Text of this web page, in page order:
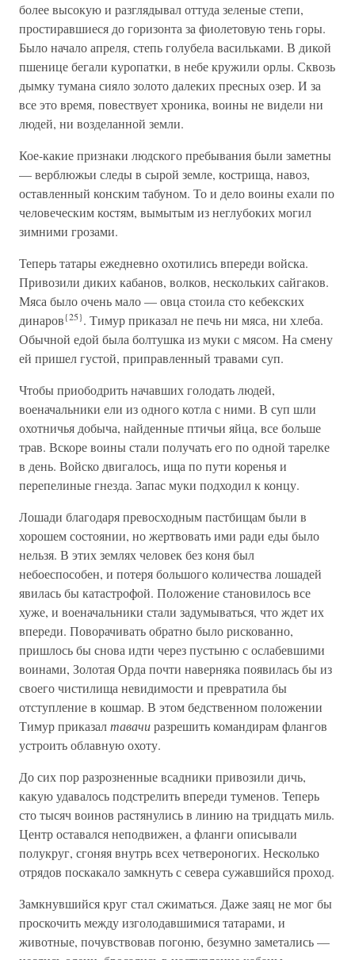
более высокую и разглядывал оттуда зеленые степи,
простиравшиеся до горизонта за фиолетовую тень горы.
Было начало апреля, степь голубела васильками. В дикой
пшенице бегали куропатки, в небе кружили орлы. Сквозь
дымку тумана сияло золото далеких пресных озер. И за
все это время, повествует хроника, воины не видели ни
людей, ни возделанной земли.
Кое-какие признаки людского пребывания были заметны
— верблюжьи следы в сырой земле, кострища, навоз,
оставленный конским табуном. То и дело воины ехали по
человеческим костям, вымытым из неглубоких могил
зимними грозами.
Теперь татары ежедневно охотились впереди войска.
Привозили диких кабанов, волков, нескольких сайгаков.
Мяса было очень мало — овца стоила сто кебекских
динаров{25}. Тимур приказал не печь ни мяса, ни хлеба.
Обычной едой была болтушка из муки с мясом. На смену
ей пришел густой, приправленный травами суп.
Чтобы приободрить начавших голодать людей,
военачальники ели из одного котла с ними. В суп шли
охотничья добыча, найденные птичьи яйца, все больше
трав. Вскоре воины стали получать его по одной тарелке
в день. Войско двигалось, ища по пути коренья и
перепелиные гнезда. Запас муки подходил к концу.
Лошади благодаря превосходным пастбищам были в
хорошем состоянии, но жертвовать ими ради еды было
нельзя. В этих землях человек без коня был
небоеспособен, и потеря большого количества лошадей
явилась бы катастрофой. Положение становилось все
хуже, и военачальники стали задумываться, что ждет их
впереди. Поворачивать обратно было рискованно,
пришлось бы снова идти через пустыню с ослабевшими
воинами, Золотая Орда почти наверняка появилась бы из
своего чистилища невидимости и превратила бы
отступление в кошмар. В этом бедственном положении
Тимур приказалтавачиразрешить командирам флангов
устроить облавную охоту.
До сих пор разрозненные всадники привозили дичь,
какую удавалось подстрелить впереди туменов. Теперь
сто тысяч воинов растянулись в линию на тридцать миль.
Центр оставался неподвижен, а фланги описывали
полукруг, сгоняя внутрь всех четвероногих. Несколько
отрядов поскакало замкнуть с севера сужавшийся проход.
Замкнувшийся круг стал сжиматься. Даже заяц не мог бы
проскочить между изголодавшимися татарами, и
животные, почувствовав погоню, безумно заметались —